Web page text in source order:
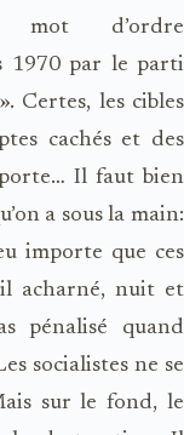
d’ordre
1970 par le parti
Certes, les cibles
cachés et des
Il faut bien
a sous la main:
importe que ces
acharné, nuit et
pénalisé quand
socialistes ne se
sur le fond, le